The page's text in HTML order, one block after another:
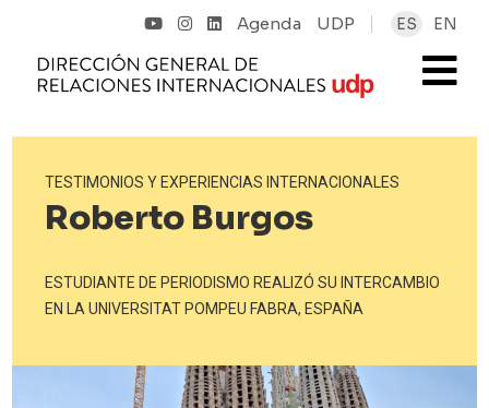
Agenda UDP ES EN
TESTIMONIOS Y EXPERIENCIAS INTERNACIONALES
Roberto Burgos
ESTUDIANTE DE PERIODISMO REALIZÓ SU INTERCAMBIO
EN LA UNIVERSITAT POMPEU FABRA, ESPAÑA